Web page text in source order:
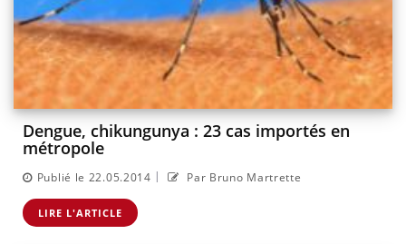
Dengue, chikungunya : 23 cas importés en
métropole
Publié le 22.05.2014 | Par Bruno Martrette
LIRE L'ARTICLE